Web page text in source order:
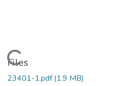
Loading...
Files
23401-1.pdf(1.9 MB)